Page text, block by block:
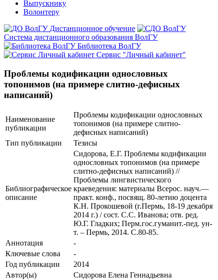
Выпускнику
Волонтеру
Дистанционное обучение
Система дистанционного образования ВолГУ
Библиотека ВолГУ
Сервис "Личный кабинет"
Проблемы кодификации однословных
топонимов (на примере слитно-дефисных
написаний)
Наименование
публикации
Проблемы кодификации однословных
топонимов (на примере слитно-
дефисных написаний)
Тип публикации
Тезисы
Библиографическое
описание
Сидорова, Е.Г. Проблемы кодификации
однословных топонимов (на примере
слитно-дефисных написаний) //
Проблемы лингвистического
краеведения: материалы Всерос. науч.—
практ. конф., посвящ. 80-летию доцента
К.Н. Прокошевой (г.Пермь, 18-19 декабря
2014 г.) / сост. С.С. Иванова; отв. ред.
Ю.Г. Гладких; Перм.гос.гуманит.-пед. ун-
т. – Пермь, 2014. С.80-85.
Аннотация
-
Ключевые cлова
-
Год публикации
2014
Автор(ы)
Сидорова Елена Геннадьевна